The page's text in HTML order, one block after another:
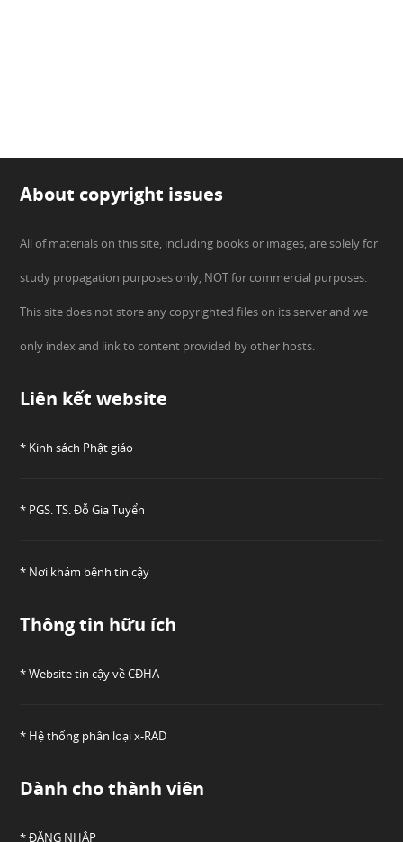
About copyright issues
All of materials on this site, including books or images, are solely for
study propagation purposes only, NOT for commercial purposes.
This site does not store any copyrighted files on its server and we
only index and link to content provided by other hosts.
Liên kết website
* Kinh sách Phật giáo
* PGS. TS. Đỗ Gia Tuyển
* Nơi khám bệnh tin cậy
Thông tin hữu ích
* Website tin cậy về CĐHA
* Hệ thống phân loại x-RAD
Dành cho thành viên
* ĐĂNG NHẬP